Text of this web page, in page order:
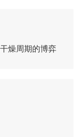
燥周期的博弈